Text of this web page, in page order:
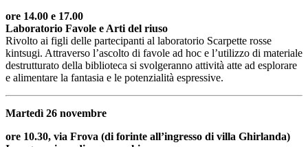
ore 14.00 e 17.00
Laboratorio Favole e Arti del riuso
Rivolto ai figli delle partecipanti al laboratorio Scarpette rosse
kintsugi. Attraverso l’ascolto di favole ad hoc e l’utilizzo di materiale
destrutturato della biblioteca si svolgeranno attività atte ad esplorare
e alimentare la fantasia e le potenzialità espressive.
Martedì 26 novembre
ore 10.30, via Frova (di forinte all’ingresso di villa Ghirlanda)